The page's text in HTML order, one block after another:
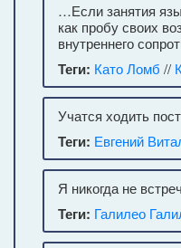
…Если занятия
как пробу своих
внутреннего
Теги: Като Ломб //
Учатся ходить
Теги: Евгений
Я никогда не
Теги: Галилео